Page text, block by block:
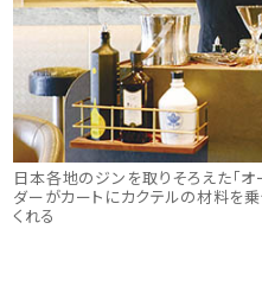
日本各地のジンを取りそろえた「オ
ダーがカートにカクテルの材料を
くれる